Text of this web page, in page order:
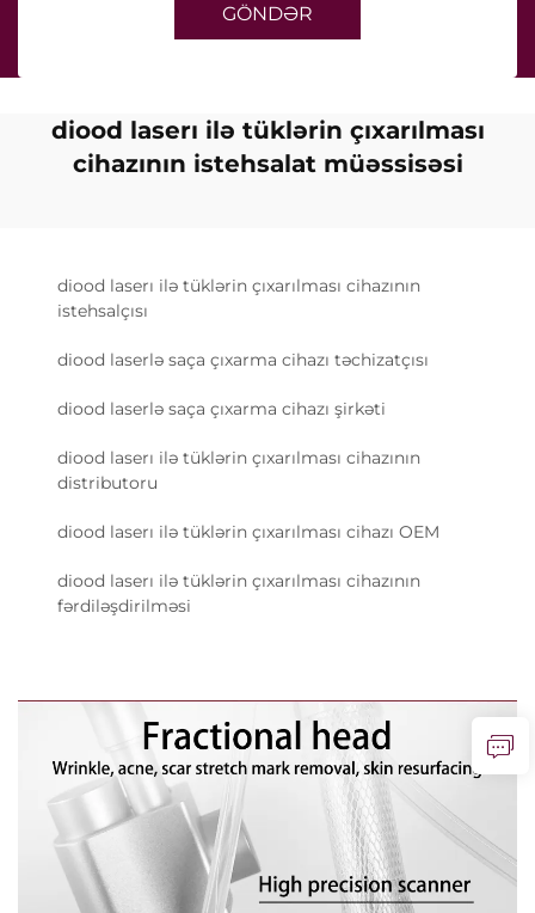
GÖNDƏR
diood laserı ilə tüklərin çıxarılması
cihazının istehsalat müəssisəsi
diood laserı ilə tüklərin çıxarılması cihazının
istehsalçısı
diood laserlə saça çıxarma cihazı təchizatçısı
diood laserlə saça çıxarma cihazı şirkəti
diood laserı ilə tüklərin çıxarılması cihazının
distributoru
diood laserı ilə tüklərin çıxarılması cihazı OEM
diood laserı ilə tüklərin çıxarılması cihazının
fərdiləşdirilməsi